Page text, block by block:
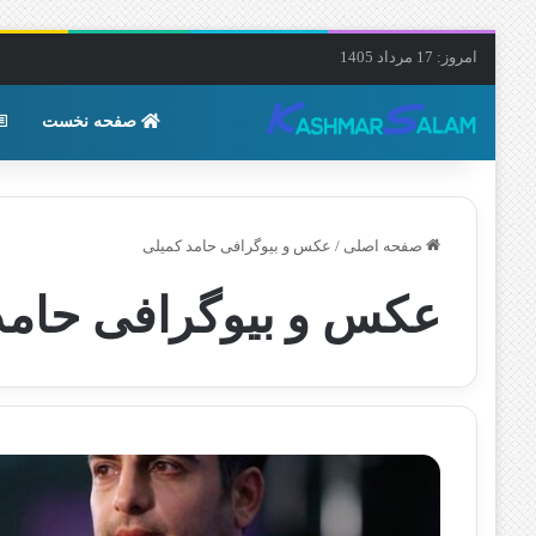
امروز: 17 مرداد 1405
صفحه نخست
صفحه اصلی / عکس و بیوگرافی حامد کمیلی
عکس و بیوگرافی